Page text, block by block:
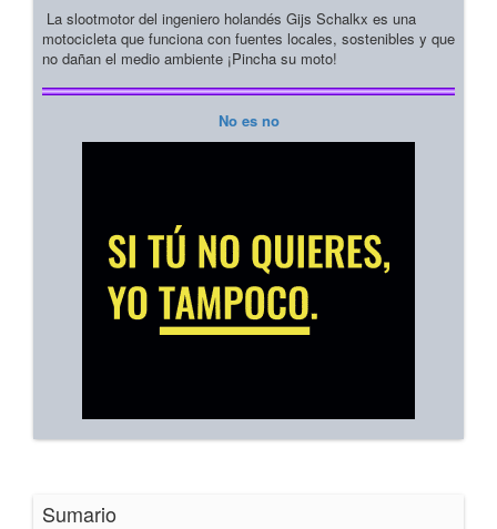
La slootmotor del ingeniero holandés Gijs Schalkx es una
motocicleta que funciona con fuentes locales, sostenibles y que
no dañan el medio ambiente ¡Pincha su moto!
No es no
Sumario